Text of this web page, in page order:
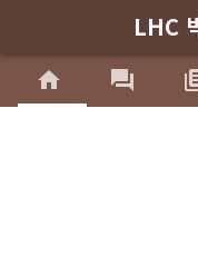
LHC
home forum